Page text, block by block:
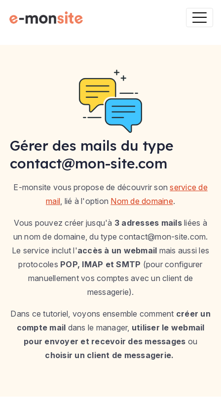
Gérer des mails du type
contact@mon-site.com
E-monsite vous propose de découvrir sonservice de
mail , lié à l'option Nom de domaine.
Vous pouvez créer jusqu'à 3 adresses mailsliées à
un nom de domaine, du typecontact@mon-site.com.
Le service inclut l'accès à un webmail mais aussi les
protocoles POP, IMAP et SMTP (pour configurer
manuellement vos comptes avec un client de
messagerie).
Dans ce tutoriel, voyons ensemble comment créer un
compte mail dans le manager, utiliser le webmail
pour envoyer et recevoir des messages ou
choisir un client de messagerie.